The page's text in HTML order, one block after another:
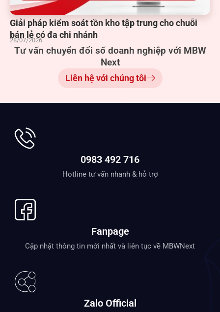
Giải pháp kiểm soát tồn kho tập trung cho chuỗi
bán lẻ có đa chi nhánh
28/07/2026
Tư vấn chuyển đổi số doanh nghiệp với MBW
Next
Liên hệ với chúng tôi
0983 492 716
Hotline tư vấn nhanh & hỗ trợ
Fanpage
Cập nhật thông tin mới nhất và liên tục về MBWNext
Zalo Official